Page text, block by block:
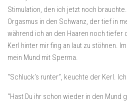
Stimulation, den ich jetzt noch
Orgasmus in den Schwanz, der tief in
während ich an den Haaren noch tiefer
Kerl hinter mir fing an laut zu stöhnen.
mein Mund mit Sperma.
“Schluck’s runter”, keuchte der Kerl.
“Hast Du ihr schon wieder in den Mund